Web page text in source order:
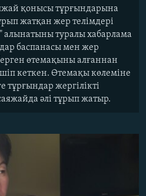
қонысы тұрғындарына
жатқан жер телімдері
алынатыны туралы хабарлама
баспанасы мен жер
өтемақыны алғаннан
кеткен. Өтемақы көлеміне
тұрғындар жергілікті
әлі тұрып жатыр.